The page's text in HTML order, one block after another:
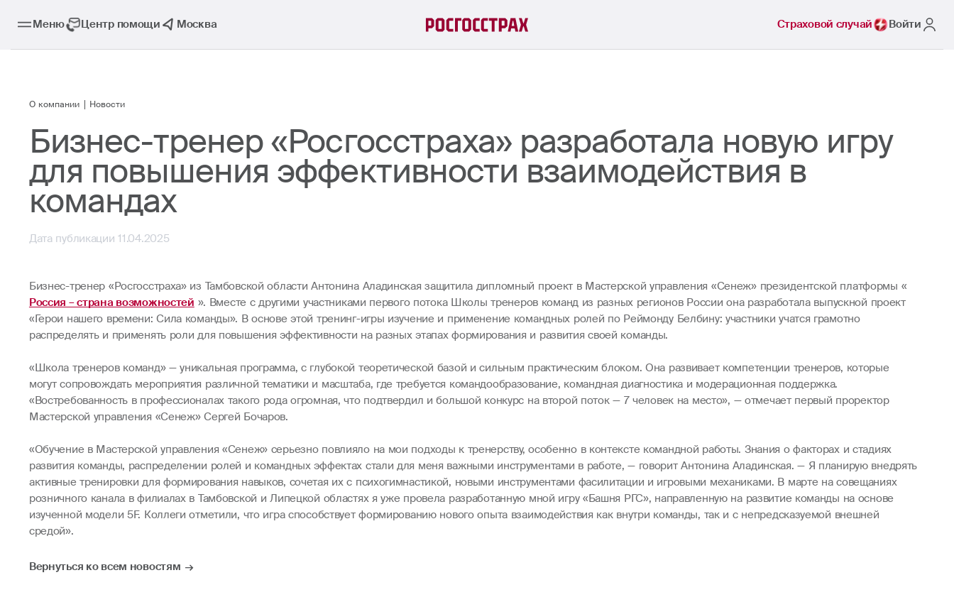
Меню Центр помощи Москва Страховой случай Войти
О компании Новости
Бизнес-тренер «Росгосстраха» разработала новую игру
для повышения эффективности взаимодействия в
командах
Дата публикации 11.04.2025
Бизнес-тренер «Росгосстраха» из Тамбовской области Антонина Аладинская защитила дипломный проект в Мастерской управления «Сенеж» президентской платформы «
Россия – страна возможностей ». Вместе с другими участниками первого потока Школы тренеров команд из разных регионов России она разработала выпускной проект
«Герои нашего времени: Сила команды». В основе этой тренинг-игры изучение и применение командных ролей по Реймонду Белбину: участники учатся грамотно
распределять и применять роли для повышения эффективности на разных этапах формирования и развития своей команды.
«Школа тренеров команд» — уникальная программа, с глубокой теоретической базой и сильным практическим блоком. Она развивает компетенции тренеров, которые
могут сопровождать мероприятия различной тематики и масштаба, где требуется командообразование, командная диагностика и модерационная поддержка.
«Востребованность в профессионалах такого рода огромная, что подтвердил и большой конкурс на второй поток — 7 человек на место», — отмечает первый проректор
Мастерской управления «Сенеж» Сергей Бочаров.
«Обучение в Мастерской управления «Сенеж» серьезно повлияло на мои подходы к тренерству, особенно в контексте командной работы. Знания о факторах и стадиях
развития команды, распределении ролей и командных эффектах стали для меня важными инструментами в работе, — говорит Антонина Аладинская. — Я планирую внедрять
активные тренировки для формирования навыков, сочетая их с психогимнастикой, новыми инструментами фасилитации и игровыми механиками. В марте на совещаниях
розничного канала в филиалах в Тамбовской и Липецкой областях я уже провела разработанную мной игру «Башня РГС», направленную на развитие команды на основе
изученной модели 5F. Коллеги отметили, что игра способствует формированию нового опыта взаимодействия как внутри команды, так и с непредсказуемой внешней
средой».
Вернуться ко всем новостям